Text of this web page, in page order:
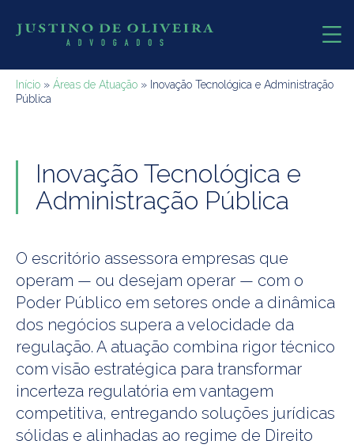
Início » Áreas de Atuação » Inovação Tecnológica e Administração
Pública
Inovação Tecnológica e
Administração Pública
O escritório assessora empresas que
operam — ou desejam operar — com o
Poder Público em setores onde a dinâmica
dos negócios supera a velocidade da
regulação. A atuação combina rigor técnico
com visão estratégica para transformar
incerteza regulatória em vantagem
competitiva, entregando soluções jurídicas
sólidas e alinhadas ao regime de Direito